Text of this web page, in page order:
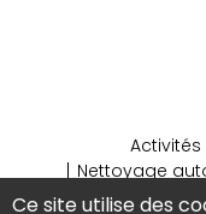
Activités
Nettoyage
Ce site utilise des